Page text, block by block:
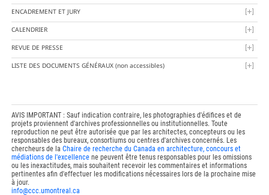
ENCADREMENT ET JURY
CALENDRIER
REVUE DE PRESSE
LISTE DES DOCUMENTS GÉNÉRAUX (non accessibles)
AVIS IMPORTANT : Sauf indication contraire, les photographies d'édifices et de
projets proviennent d'archives professionnelles ou institutionnelles. Toute
reproduction ne peut être autorisée que par les architectes, concepteurs ou les
responsables des bureaux, consortiums ou centres d'archives concernés. Les
chercheurs de la Chaire de recherche du Canada en architecture, concours et
médiations de l'excellencene peuvent être tenus responsables pour les omissions
ou les inexactitudes, mais souhaitent recevoir les commentaires et informations
pertinentes afin d'effectuer les modifications nécessaires lors de la prochaine mise
à jour.
info@ccc.umontreal.ca